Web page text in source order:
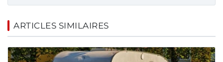
ARTICLES SIMILAIRES